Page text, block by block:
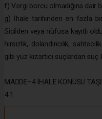
f) Vergi borcu olmadığına dair
g) İhale tarihinden en fazla
Sicilden veya nüfusa kayıtlı
hırsızlık, dolandırıcılık,
gibi yüz kızartıcı suçlardan suç
MADDE–4 İHALE KONUSU
4.1